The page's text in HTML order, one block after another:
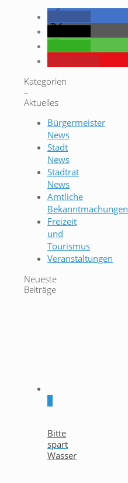
Kategorien
–
Aktuelles
Bürgermeister
News
Stadt
News
Stadtrat
News
Amtliche
Bekanntmachungen
Freizeit
und
Tourismus
Veranstaltungen
Neueste
Beiträge
Bitte
spart
Wasser